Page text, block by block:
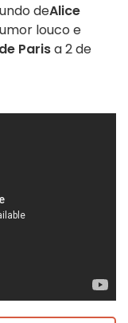
deAlice
louco e
Parisa 2 de